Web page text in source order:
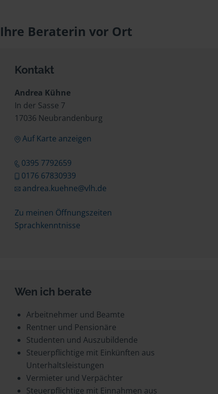
Ihre Beraterin vor Ort
Kontakt
Andrea Kühne
In der Sasse 7
17036 Neubrandenburg
Auf Karte anzeigen
0395 7792659
0176 67830939
andrea.kuehne@vlh.de
Zu meinen Öffnungszeiten
Sprachkenntnisse
Wen ich berate
Arbeitnehmer und Beamte
Rentner und Pensionäre
Studenten und Auszubildende
Steuerpflichtige mit Einkünften aus
Unterhaltsleistungen
Vermieter und Verpächter
Steuerpflichtige mit Einnahmen aus